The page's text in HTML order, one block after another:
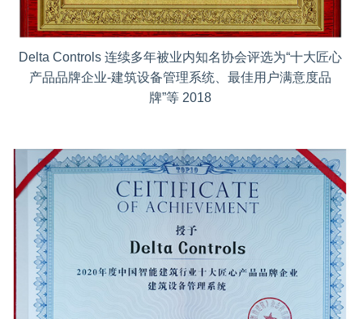
Delta Controls 连续多年被业内知名协会评选为“十大匠心
产品品牌企业-建筑设备管理系统、最佳用户满意度品
牌”等 2018